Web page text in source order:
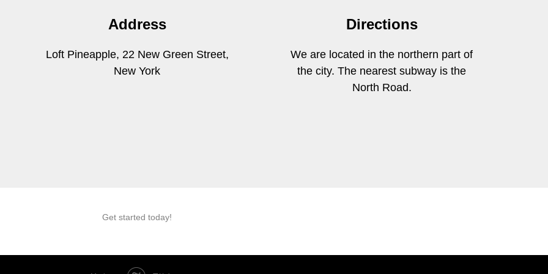
Address
Loft Pineapple, 22 New Green Street,
New York
Directions
We are located in the northern part of
the city. The nearest subway is the
North Road.
Get started today!